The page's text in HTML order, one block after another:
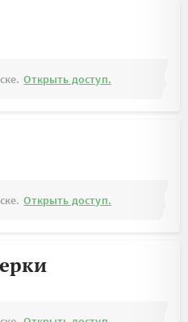
Открыть доступ.
Открыть доступ.